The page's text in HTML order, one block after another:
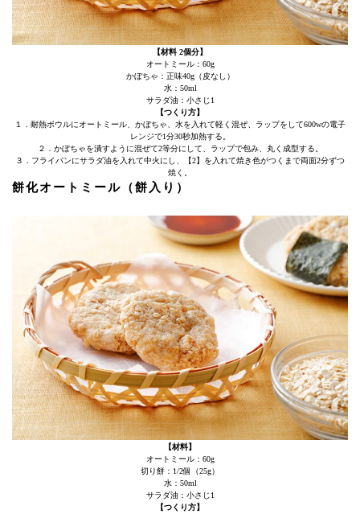
【材料 2個分】
オートミール：60g
かぼちゃ：正味40g（皮なし）
水：50ml
サラダ油：小さじ1
【つくり方】
１．耐熱ボウルにオートミール、かぼちゃ、水を入れて軽く混ぜ、ラップをして600wの電子
レンジで1分30秒加熱する。
２．かぼちゃを潰すように混ぜて2等分にして、ラップで包み、丸く成型する。
３．フライパンにサラダ油を入れて中火にし、【2】を入れて焼き色がつくまで両面2分ずつ
焼く。
餅化オートミール（餅入り）
【材料】
オートミール：60g
切り餅：1/2個（25g）
水：50ml
サラダ油：小さじ1
【つくり方】